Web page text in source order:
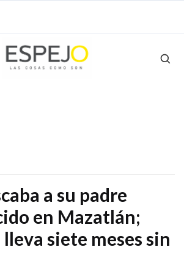
a su padre
en Mazatlán;
siete meses sin